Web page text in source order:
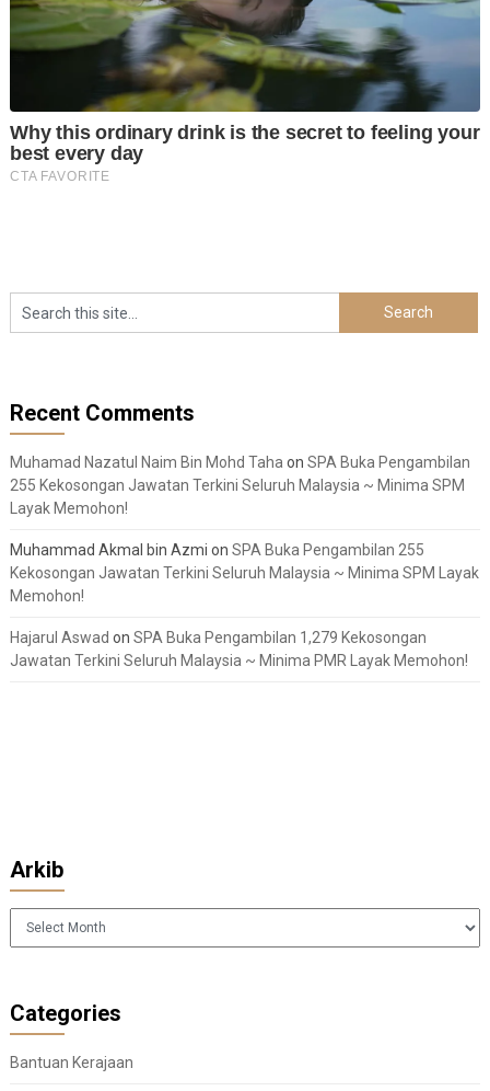
Recent Comments
Muhamad Nazatul Naim Bin Mohd Tahaon SPA Buka Pengambilan
255 Kekosongan Jawatan Terkini Seluruh Malaysia ~ Minima SPM
Layak Memohon!
Muhammad Akmal bin Azmi on SPA Buka Pengambilan 255
Kekosongan Jawatan Terkini Seluruh Malaysia ~ Minima SPM Layak
Memohon!
Hajarul Aswad on SPA Buka Pengambilan 1,279 Kekosongan
Jawatan Terkini Seluruh Malaysia ~ Minima PMR Layak Memohon!
Arkib
Arkib
Categories
Bantuan Kerajaan